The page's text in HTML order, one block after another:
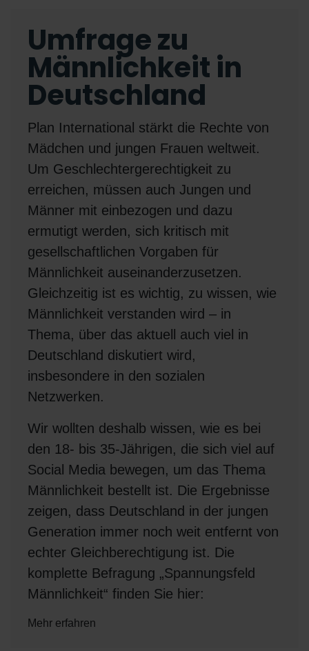
Umfrage zu
Männlichkeit in
Deutschland
Plan International stärkt die Rechte von
Mädchen und jungen Frauen weltweit.
Um Geschlechtergerechtigkeit zu
erreichen, müssen auch Jungen und
Männer mit einbezogen und dazu
ermutigt werden, sich kritisch mit
gesellschaftlichen Vorgaben für
Männlichkeit auseinanderzusetzen.
Gleichzeitig ist es wichtig, zu wissen, wie
Männlichkeit verstanden wird – in
Thema, über das aktuell auch viel in
Deutschland diskutiert wird,
insbesondere in den sozialen
Netzwerken.
Wir wollten deshalb wissen, wie es bei
den 18- bis 35-Jährigen, die sich viel auf
Social Media bewegen, um das Thema
Männlichkeit bestellt ist. Die Ergebnisse
zeigen, dass Deutschland in der jungen
Generation immer noch weit entfernt von
echter Gleichberechtigung ist. Die
komplette Befragung „Spannungsfeld
Männlichkeit“ finden Sie hier:
Mehr erfahren